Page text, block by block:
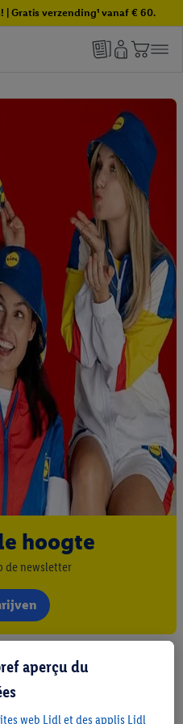
Gratis verzending¹ vanaf € 60.
hoogte
de newsletter
aperçu du
web Lidl et des applis Lidl